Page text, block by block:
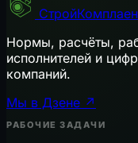
Нормы, расчёты,
исполнителей и
компаний.
Мы в Дзене ↗
РАБОЧИЕ ЗАДАЧИ